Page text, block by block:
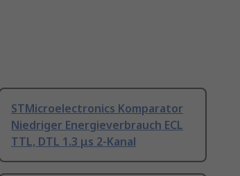
STMicroelectronics Komparator
Niedriger Energieverbrauch ECL
TTL, DTL 1.3 μs 2-Kanal